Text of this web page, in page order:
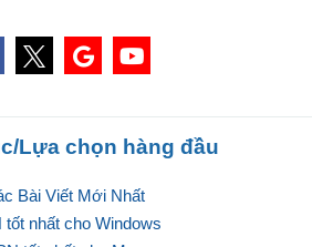
Lựa chọn hàng đầu
Bài Viết Mới Nhất
tốt nhất cho Windows